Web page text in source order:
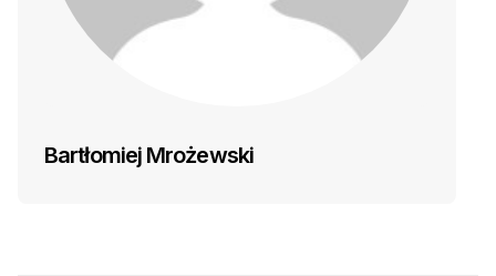
Bartłomiej Mrożewski